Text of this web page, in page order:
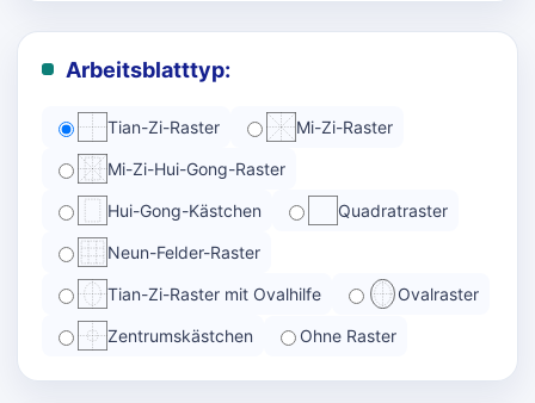
Arbeitsblatttyp:
Tian-Zi-Raster Mi-Zi-Raster
Mi-Zi-Hui-Gong-Raster
Hui-Gong-Kästchen Quadratraster
Neun-Felder-Raster
Tian-Zi-Raster mit Ovalhilfe Ovalraster
Zentrumskästchen Ohne Raster